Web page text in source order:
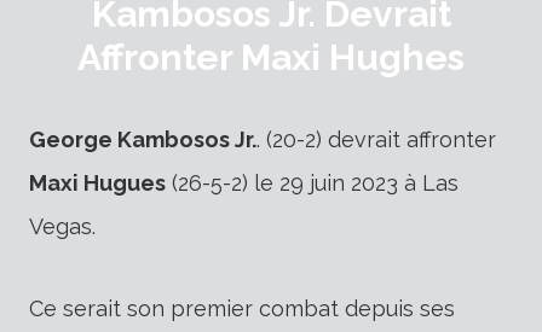
Kambosos Jr. Devrait
Affronter Maxi Hughes
George Kambosos Jr.. (20-2) devrait affronter
Maxi Hugues (26-5-2) le 29 juin 2023 à Las
Vegas.
Ce serait son premier combat depuis ses